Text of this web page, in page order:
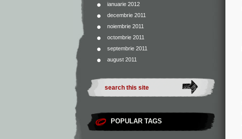
ianuarie 2012
decembrie 2011
noiembrie 2011
octombrie 2011
septembrie 2011
august 2011
POPULAR TAGS